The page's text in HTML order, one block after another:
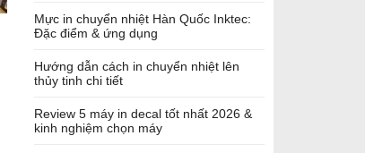
Mực in chuyển nhiệt Hàn Quốc Inktec:
Đặc điểm & ứng dụng
Hướng dẫn cách in chuyển nhiệt lên
thủy tinh chi tiết
Review 5 máy in decal tốt nhất 2026 &
kinh nghiệm chọn máy